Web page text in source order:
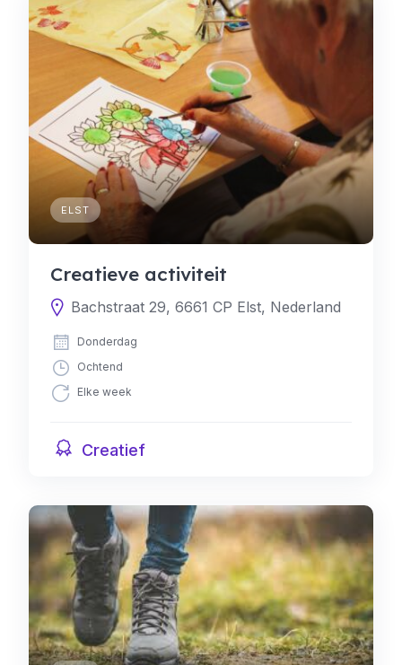
ELST
Creatieve activiteit
Bachstraat 29, 6661 CP Elst, Nederland
Donderdag
Ochtend
Elke week
Creatief